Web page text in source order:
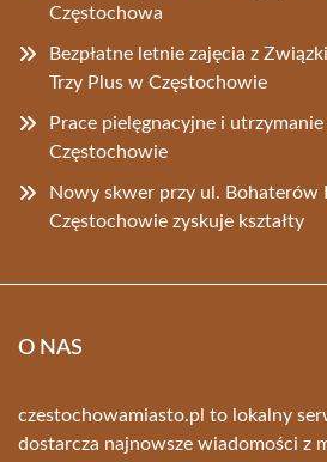
Częstochowa
Bezpłatne letnie zajęcia z
Trzy Plus w Częstochowie
Prace pielęgnacyjne i
Częstochowie
Nowy skwer przy ul. Bohaterów
Częstochowie zyskuje kształty
O NAS
czestochowamiasto.pl to lokalny
dostarcza najnowsze wiadomości z